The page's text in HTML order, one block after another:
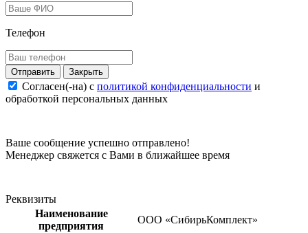
Телефон
Закрыть
Согласен(-на) c политикой конфиденциальности и
обработкой персональных данных
Ваше сообщение успешно отправлено!
Менеджер свяжется с Вами в ближайшее время
Реквизиты
Наименование
предприятия
ООО «СибирьКомплект»